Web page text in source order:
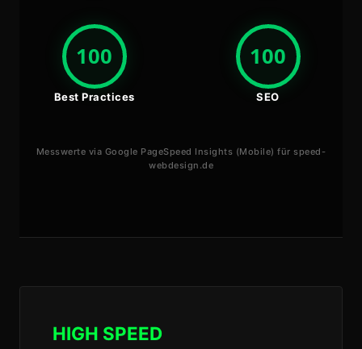
100
Best Practices
100
SEO
Messwerte via Google PageSpeed Insights (Mobile) für speed-
webdesign.de
HIGH SPEED